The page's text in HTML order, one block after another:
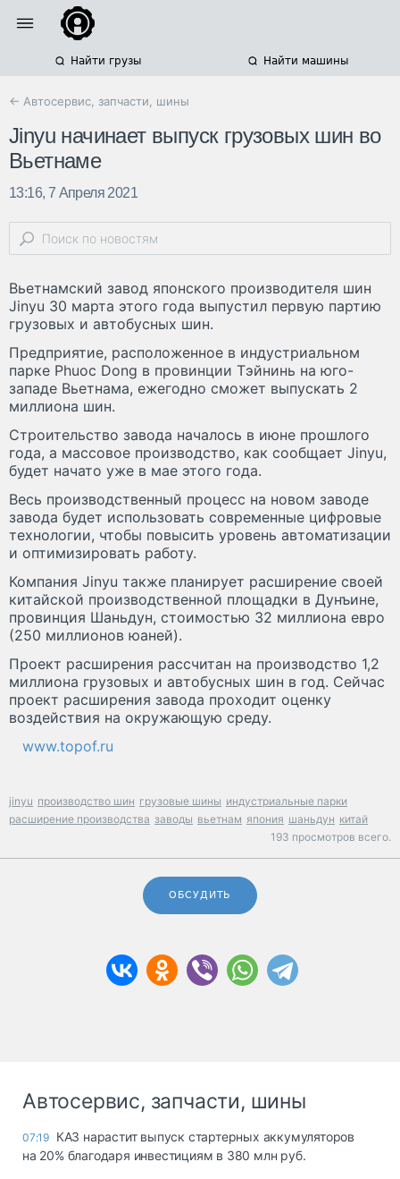
Найти грузы Найти машины
← Автосервис, запчасти, шины
Jinyu начинает выпуск грузовых шин во
Вьетнаме
13:16, 7 Апреля 2021
Вьетнамский завод японского производителя шин
Jinyu 30 марта этого года выпустил первую партию
грузовых и автобусных шин.
Предприятие, расположенное в индустриальном
парке Phuoc Dong в провинции Тэйнинь на юго-
западе Вьетнама, ежегодно сможет выпускать 2
миллиона шин.
Строительство завода началось в июне прошлого
года, а массовое производство, как сообщает Jinyu,
будет начато уже в мае этого года.
Весь производственный процесс на новом заводе
завода будет использовать современные цифровые
технологии, чтобы повысить уровень автоматизации
и оптимизировать работу.
Компания Jinyu также планирует расширение своей
китайской производственной площадки в Дунъине,
провинция Шаньдун, стоимостью 32 миллиона евро
(250 миллионов юаней).
Проект расширения рассчитан на производство 1,2
миллиона грузовых и автобусных шин в год. Сейчас
проект расширения завода проходит оценку
воздействия на окружающую среду.
www.topof.ru
jinyu производство шин грузовые шины индустриальные парки
расширение производства заводы вьетнам япония шаньдун китай
193 просмотров всего.
ОБСУДИТЬ
Автосервис, запчасти, шины
07:19 КАЗ нарастит выпуск стартерных аккумуляторов
на 20% благодаря инвестициям в 380 млн руб.